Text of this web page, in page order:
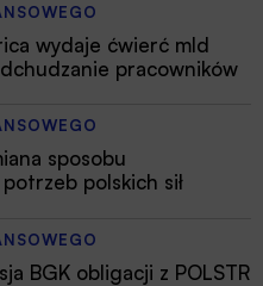
wydaje ćwierć mld
pracowników
sposobu
polskich sił
BGK obligacji z POLSTR